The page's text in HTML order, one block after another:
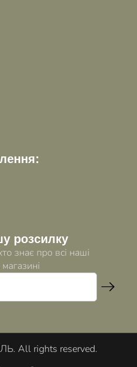
розсилку
знає про всі наші
All rights reserved.